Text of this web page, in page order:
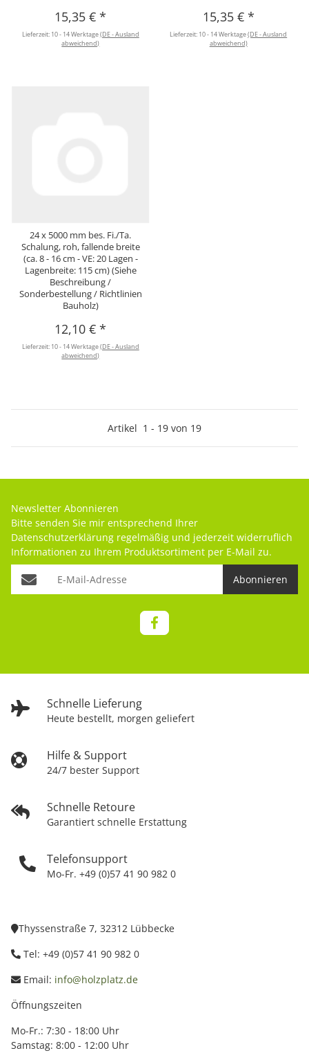
15,35 €*
Lieferzeit: 10 - 14 Werktage(DE - Ausland
abweichend)
15,35 € *
Lieferzeit: 10 - 14 Werktage(DE - Ausland
abweichend)
24 x 5000 mm bes. Fi./Ta.
Schalung, roh, fallende breite
(ca. 8 - 16 cm - VE: 20 Lagen -
Lagenbreite: 115 cm) (Siehe
Beschreibung /
Sonderbestellung / Richtlinien
Bauholz)
12,10 €*
Lieferzeit: 10 - 14 Werktage(DE - Ausland
abweichend)
Artikel 1 - 19 von 19
Schnelle Lieferung
Heute bestellt, morgen geliefert
Hilfe & Support
24/7 bester Support
Schnelle Retoure
Garantiert schnelle Erstattung
Telefonsupport
Mo-Fr. +49 (0)57 41 90 982 0
Newsletter Abonnieren
Bitte senden Sie mir entsprechend Ihrer
Datenschutzerklärung regelmäßig und jederzeit widerruflich
Informationen zu Ihrem Produktsortiment per E-Mail zu.
Abonnieren
Thyssenstraße 7, 32312 Lübbecke
Tel: +49 (0)57 41 90 982 0
Email: info@holzplatz.de
Öffnungszeiten
Mo-Fr.: 7:30 - 18:00 Uhr
Samstag: 8:00 - 12:00 Uhr